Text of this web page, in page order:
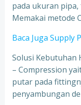
pada ukuran
Memakai metode
Baca Juga Supply
Solusi Kebutuhan
– Compression
putar pada
penyambungan